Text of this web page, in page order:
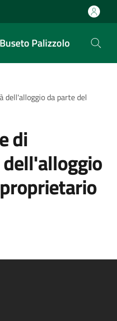
Palizzolo
dell'alloggio da parte del
di